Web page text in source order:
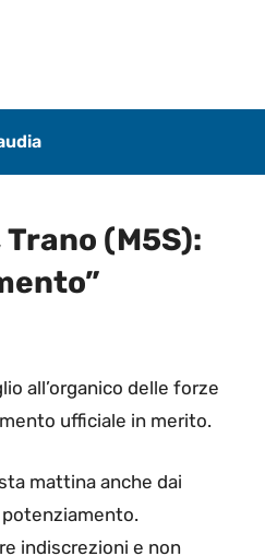
(M5S):
all’organico delle forze
ufficiale in merito.
mattina anche dai
indiscrezioni e non